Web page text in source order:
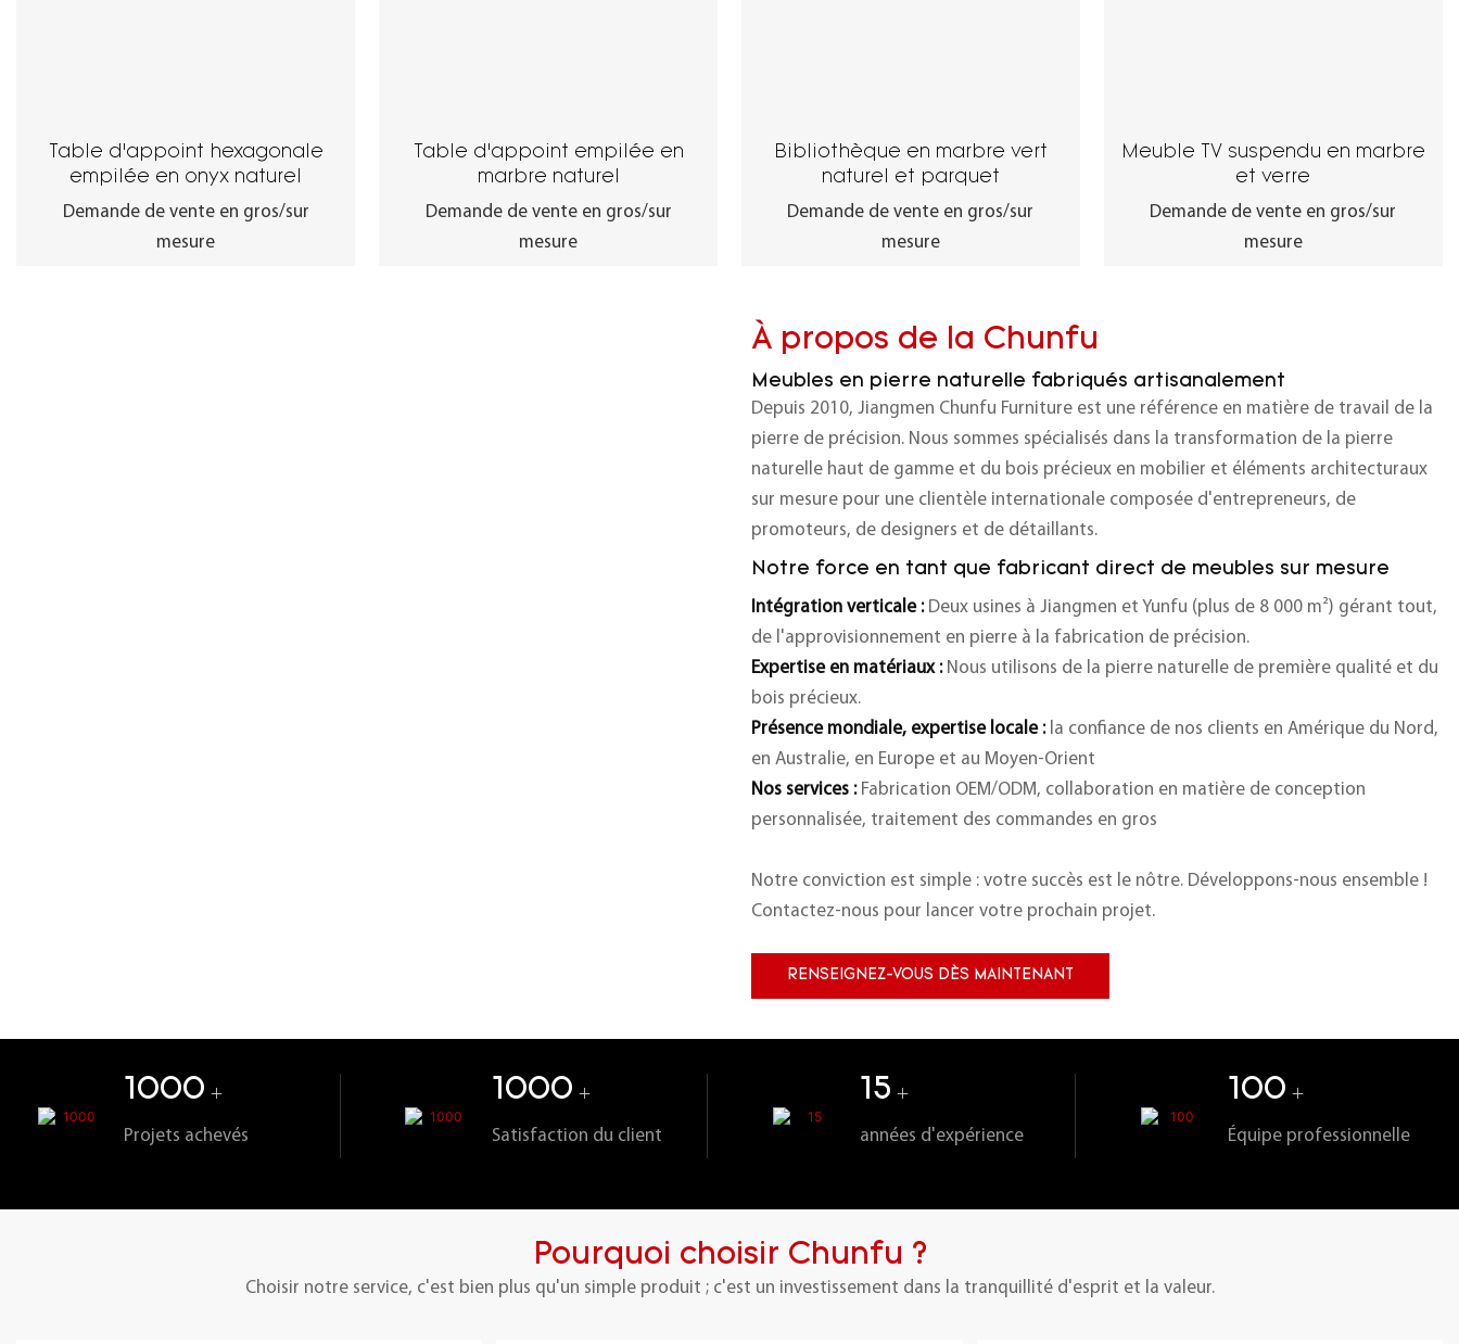
Table d'appoint hexagonale
empilée en onyx naturel
Demande de vente en gros/sur
mesure
Table d'appoint empilée en
marbre naturel
Demande de vente en gros/sur
mesure
Bibliothèque en marbre vert
naturel et parquet
Demande de vente en gros/sur
mesure
Meuble TV suspendu en marbre
et verre
Demande de vente en gros/sur
mesure
À propos de la Chunfu
Meubles en pierre naturelle fabriqués artisanalement
Depuis 2010, Jiangmen Chunfu Furniture est une référence en matière de travail de la
pierre de précision. Nous sommes spécialisés dans la transformation de la pierre
naturelle haut de gamme et du bois précieux en mobilier et éléments architecturaux
sur mesure pour une clientèle internationale composée d'entrepreneurs, de
promoteurs, de designers et de détaillants.
Notre force en tant que fabricant direct de meubles sur mesure
Intégration verticale :Deux usines à Jiangmen et Yunfu (plus de 8 000 m²) gérant tout,
de l'approvisionnement en pierre à la fabrication de précision.
Expertise en matériaux :Nous utilisons de la pierre naturelle de première qualité et du
bois précieux.
Présence mondiale, expertise locale :la confiance de nos clients en Amérique du Nord,
en Australie, en Europe et au Moyen-Orient
Nos services : Fabrication OEM/ODM, collaboration en matière de conception
personnalisée, traitement des commandes en gros
Notre conviction est simple : votre succès est le nôtre. Développons-nous ensemble !
Contactez-nous pour lancer votre prochain projet.
RENSEIGNEZ-VOUS DÈS MAINTENANT
1000 +
Projets achevés
1000 +
Satisfaction du client
15 +
années d'expérience
100 +
Équipe professionnelle
Pourquoi choisir Chunfu ?
Choisir notre service, c'est bien plus qu'un simple produit ; c'est un investissement dans la tranquillité d'esprit et la valeur.